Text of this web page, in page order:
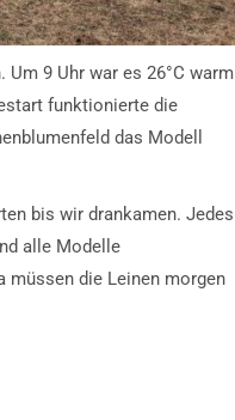
9 Uhr war es 26°C warm
funktionierte die
das Modell
bis wir drankamen. Jedes
alle Modelle
müssen die Leinen morgen